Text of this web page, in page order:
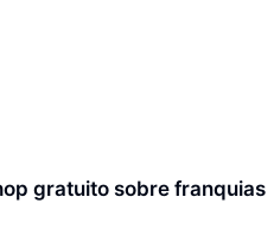
gratuito sobre franquias